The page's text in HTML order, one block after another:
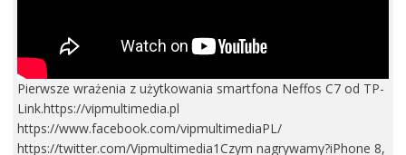
Pierwsze wrażenia z użytkowania smartfona Neffos C7 od TP-
Link.https://vipmultimedia.pl
https://www.facebook.com/vipmultimediaPL/
https://twitter.com/Vipmultimedia1Czym nagrywamy?iPhone 8,